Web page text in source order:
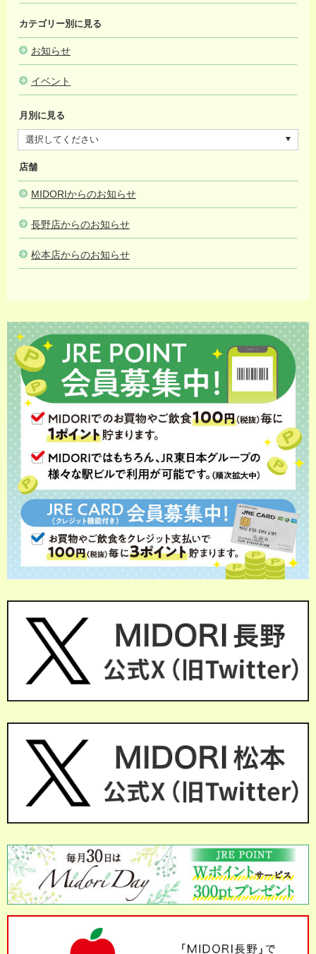
カテゴリー別に見る
お知らせ
イベント
月別に見る
店舗
MIDORIからのお知らせ
長野店からのお知らせ
松本店からのお知らせ